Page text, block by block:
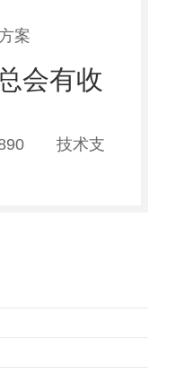
案
会有收
7890 技术支